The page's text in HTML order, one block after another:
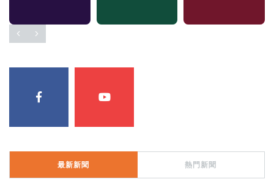
最新新聞 熱門新聞